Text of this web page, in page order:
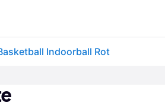
Indoorball Rot